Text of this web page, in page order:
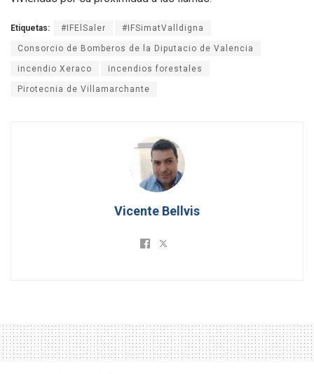
Etiquetas: #IFElSaler #IFSimatValldigna
Consorcio de Bomberos de la Diputacio de Valencia
incendio Xeraco incendios forestales
Pirotecnia de Villamarchante
Vicente Bellvis